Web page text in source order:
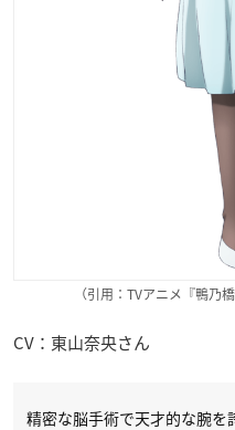
（引用：TVアニメ『鴨乃
CV：東山奈央さん
精密な脳手術で天才的な腕